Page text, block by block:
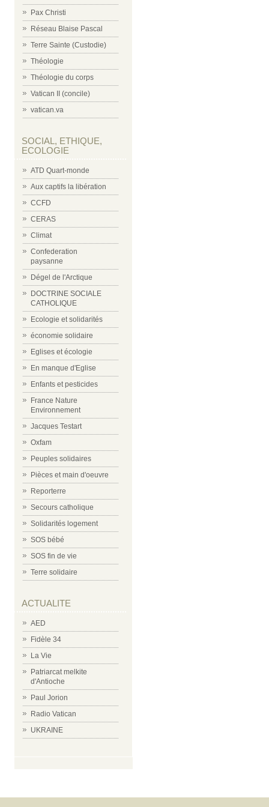
Pax Christi
Réseau Blaise Pascal
Terre Sainte (Custodie)
Théologie
Théologie du corps
Vatican II (concile)
vatican.va
SOCIAL, ETHIQUE,
ECOLOGIE
ATD Quart-monde
Aux captifs la libération
CCFD
CERAS
Climat
Confederation
paysanne
Dégel de l'Arctique
DOCTRINE SOCIALE
CATHOLIQUE
Ecologie et solidarités
économie solidaire
Eglises et écologie
En manque d'Eglise
Enfants et pesticides
France Nature
Environnement
Jacques Testart
Oxfam
Peuples solidaires
Pièces et main d'oeuvre
Reporterre
Secours catholique
Solidarités logement
SOS bébé
SOS fin de vie
Terre solidaire
ACTUALITE
AED
Fidèle 34
La Vie
Patriarcat melkite
d'Antioche
Paul Jorion
Radio Vatican
UKRAINE